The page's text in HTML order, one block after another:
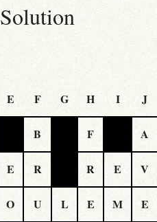
Solution
E F G H I J
B F A
E R R E V
O U L E M E